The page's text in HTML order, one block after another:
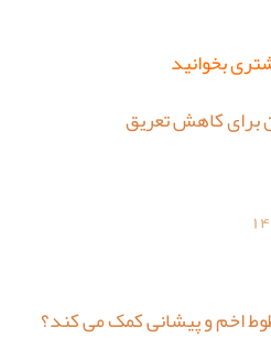
بخوانید
برای کاهش تعریق
اخم و پیشانی کمک می کند؟